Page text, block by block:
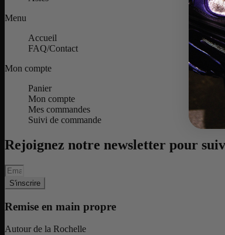
Menu
Accueil
FAQ/Contact
Mon compte
Panier
Mon compte
Mes commandes
Suivi de commande
Rejoignez notre newsletter pour
S'inscrire
Remise en main propre
Autour de la Rochelle